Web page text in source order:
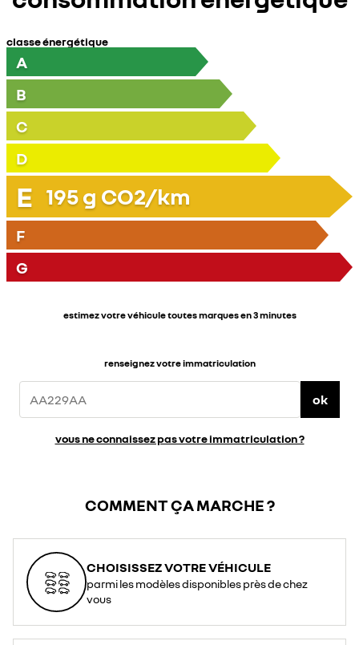
classe énergétique
A
B
C
D
E 195g CO2/km
F
G
estimez votre véhicule toutes marques en 3 minutes
renseignez votre immatriculation
ok
vous ne connaissez pas votre immatriculation ?
COMMENT ÇA MARCHE ?
CHOISISSEZ VOTRE VÉHICULE
parmi les modèles disponibles près de chez
vous